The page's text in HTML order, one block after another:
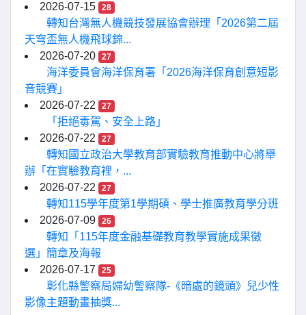
2026-07-15
28
轉知台灣無人機競技發展協會辦理「2026第二屆
天穹盃無人機飛球錦...
2026-07-20
27
海洋委員會海洋保育署「2026海洋保育創意短影
音競賽」
2026-07-22
27
「拒絕毒駕、安全上路」
2026-07-22
27
轉知國立政治大學教育部實驗教育推動中心將舉
辦「在實驗教育裡，...
2026-07-22
27
轉知115學年度第1學期碩、學士推廣教育學分班
2026-07-09
26
轉知「115年度金融基礎教育教學實施成果徵
選」簡章及海報
2026-07-17
25
彰化縣警察局婦幼警察隊-《暗處的鏡頭》兒少性
影像主題動畫抽獎...